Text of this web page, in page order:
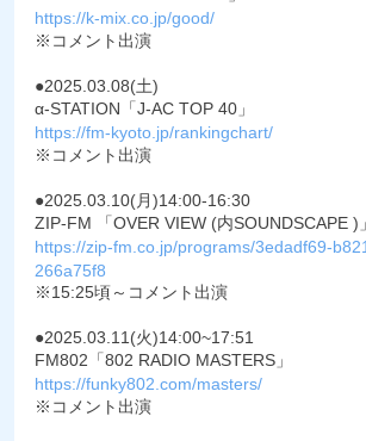
https://k-mix.co.jp/good/
※コメント出演
●2025.03.08(土)
α-STATION「J-AC TOP 40」
https://fm-kyoto.jp/rankingchart/
※コメント出演
●2025.03.10(月)14:00-16:30
ZIP-FM 「OVER VIEW (内SOUNDSCAPE )」
https://zip-fm.co.jp/programs/3edadf69-
266a75f8
※15:25頃～コメント出演
●2025.03.11(火)14:00~17:51
FM802「802 RADIO MASTERS」
https://funky802.com/masters/
※コメント出演